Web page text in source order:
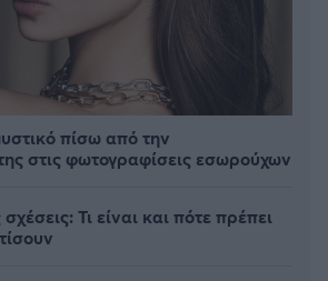
πίσω από την
στις φωτογραφίσεις εσωρούχων
Τι είναι και πότε πρέπει